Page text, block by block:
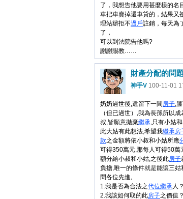
了，我想告他要用甚麼樣的名
車把車賣掉還車貸的，結果又
理站辦拒不過戶註銷，每天為
了，
可以到法院告他嗎?
謝謝賜教……
財產分配的問題
神手V 100-11-01
奶奶過世後,遺留下一間房子,
（但已過世）,我為長孫所以成
叔,皆願意拋棄繼承,只有小姑
此大姑有此想法,希望我繼承房
款之金額將依小叔和小姑所應
可得350萬元,那每人可得50萬
額分給小叔和小姑,之後此房子
負擔,唯一的條件就是能讓三
問各位先進,
1.我是否為合法之代位繼承人？
2.我該如何取的此房子之價值